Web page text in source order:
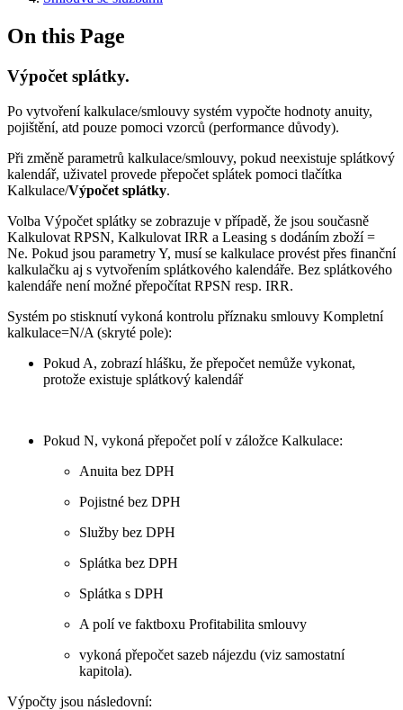
On this Page
Výpočet splátky.
Po vytvoření kalkulace/smlouvy systém vypočte hodnoty anuity,
pojištění, atd pouze pomoci vzorců (performance důvody).
Při změně parametrů kalkulace/smlouvy, pokud neexistuje splátkový
kalendář, uživatel provede přepočet splátek pomoci tlačítka
Kalkulace/Výpočet splátky.
Volba Výpočet splátky se zobrazuje v případě, že jsou současně
Kalkulovat RPSN, Kalkulovat IRR a Leasing s dodáním zboží =
Ne. Pokud jsou parametry Y, musí se kalkulace provést přes finanční
kalkulačku aj s vytvořením splátkového kalendáře. Bez splátkového
kalendáře není možné přepočítat RPSN resp. IRR.
Systém po stisknutí vykoná kontrolu příznaku smlouvy Kompletní
kalkulace=N/A (skryté pole):
Pokud A, zobrazí hlášku, že přepočet nemůže vykonat,
protože existuje splátkový kalendář
Pokud N, vykoná přepočet polí v záložce Kalkulace:
Anuita bez DPH
Pojistné bez DPH
Služby bez DPH
Splátka bez DPH
Splátka s DPH
A polí ve faktboxu Profitabilita smlouvy
vykoná přepočet sazeb nájezdu (viz samostatní
kapitola).
Výpočty jsou následovní: